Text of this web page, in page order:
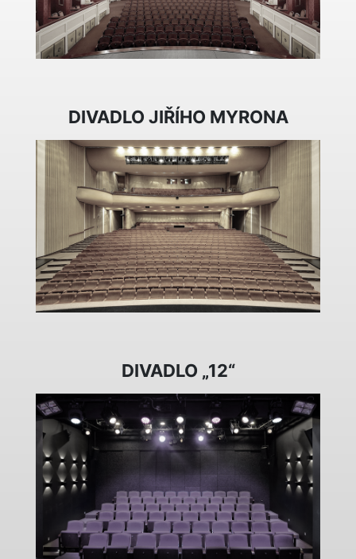
DIVADLO JIŘÍHO MYRONA
DIVADLO „12“